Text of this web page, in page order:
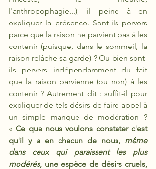
l'anthropophagie...), il peine à en
expliquer la présence. Sont-ils pervers
parce que la raison ne parvient pas à les
contenir (puisque, dans le sommeil, la
raison relâche sa garde) ? Ou bien sont-
ils pervers indépendamment du fait
que la raison parvienne (ou non) à les
contenir ? Autrement dit : suffit-il pour
expliquer de tels désirs de faire appel à
un simple manque de modération ?
« Ce que nous voulons constater c'est
qu'il y a en chacun de nous, même
dans ceux qui paraissent les plus
modérés, une espèce de désirs cruels,